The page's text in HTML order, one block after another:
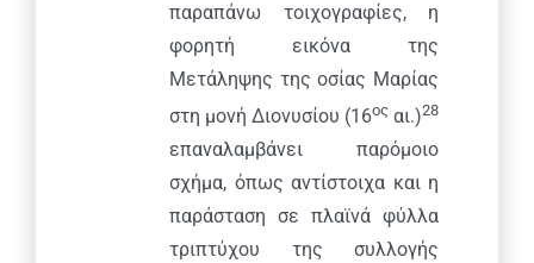
παραπάνω τοιχογραφίες, η
φορητή εικόνα της
Μετάληψης της οσίας Μαρίας
στη μονή Διονυσίου (16ος αι.)28
επαναλαμβάνει παρόμοιο
σχήμα, όπως αντίστοιχα και η
παράσταση σε πλαϊνά φύλλα
τριπτύχου της συλλογής